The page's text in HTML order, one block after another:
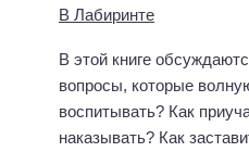
В Лабиринте
В этой книге
вопросы, которые
воспитывать? Как
наказывать? Как